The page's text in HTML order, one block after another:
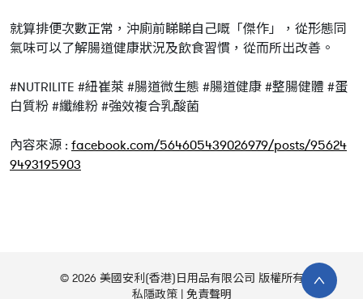
就算排便次數正常，沖廁前睇睇自己嘅「傑作」，從形態同
氣味可以了解腸道健康狀況及飲食習慣，從而所出改善。
#NUTRILITE #紐崔萊 #腸道微生態 #腸道健康 #整腸健體 #蛋
白質粉 #纖維粉 #強效複合乳酸菌
內容來源 : facebook.com/564605439026979/posts/95624
9493195903
© 2026 美國安利(香港)日用品有限公司 版權所有
私隱政策
免責聲明